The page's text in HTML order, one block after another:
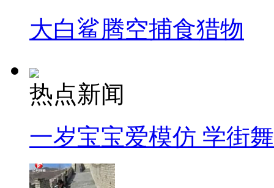
大白鲨腾空捕食猎物
热点新闻
一岁宝宝爱模仿 学街